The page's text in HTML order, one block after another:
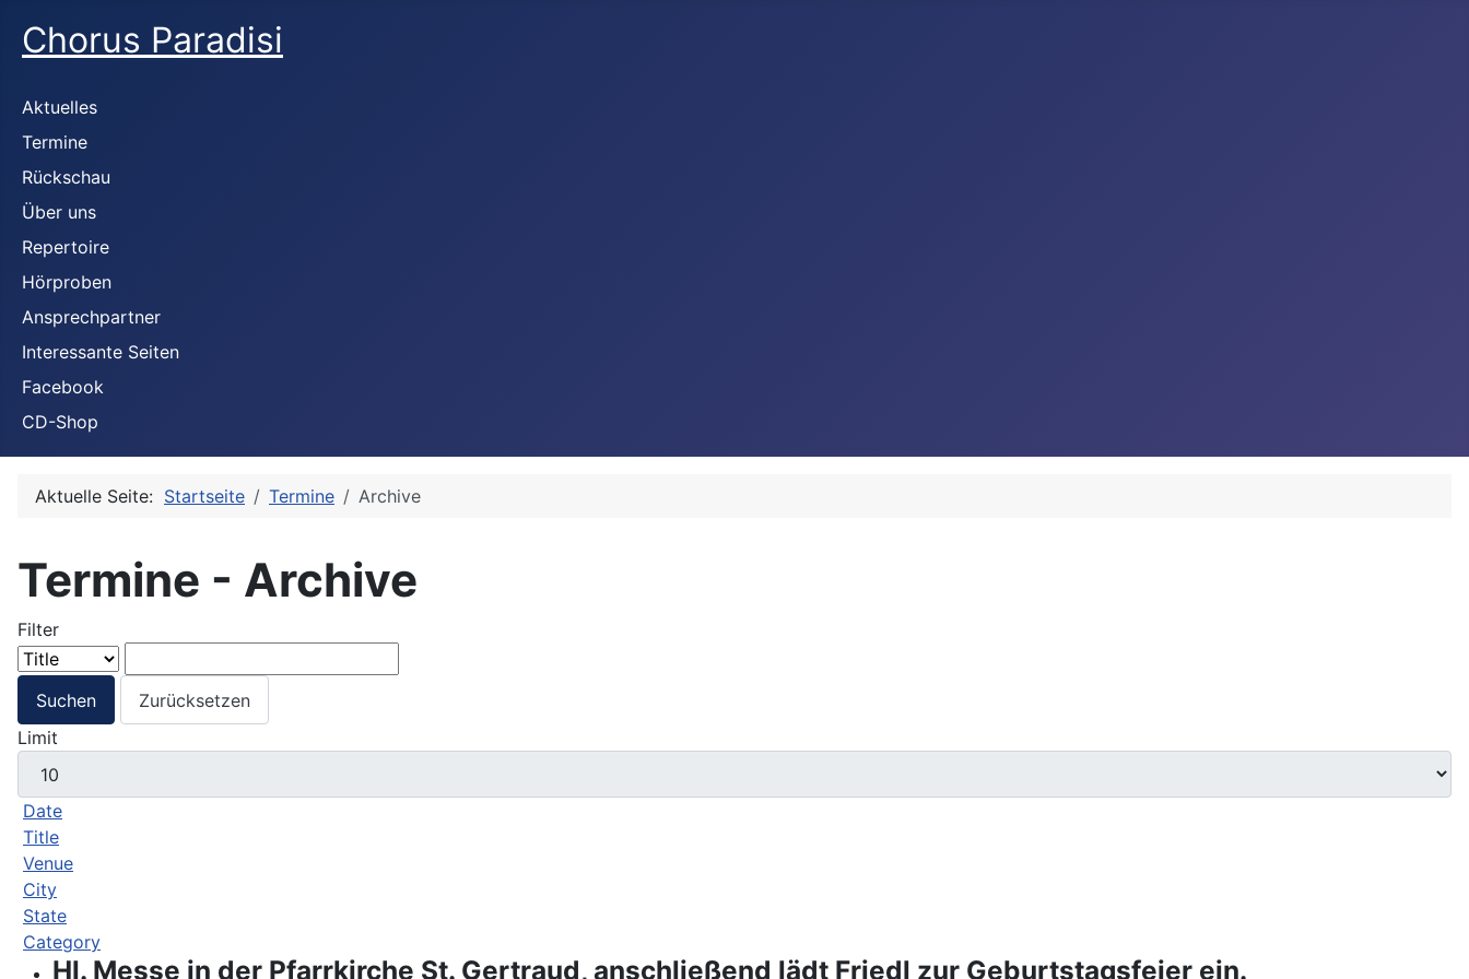
Chorus Paradisi
Aktuelles
Termine
Rückschau
Über uns
Repertoire
Hörproben
Ansprechpartner
Interessante Seiten
Facebook
CD-Shop
Aktuelle Seite: Startseite Termine Archive
Termine - Archive
Filter
Suchen
Zurücksetzen
Limit
Date
Title
Venue
City
State
Category
Hl. Messe in der Pfarrkirche St. Gertraud, anschließend lädt Friedl zur Geburtstagsfeier ein.